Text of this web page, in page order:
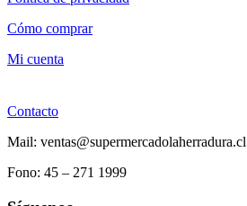
Cómo comprar
Mi cuenta
Contacto
Mail: ventas@supermercadolaherradura.cl
Fono: 45 – 271 1999